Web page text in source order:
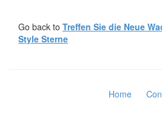
Go back to Treffen Sie die Neue
Style Sterne
Home